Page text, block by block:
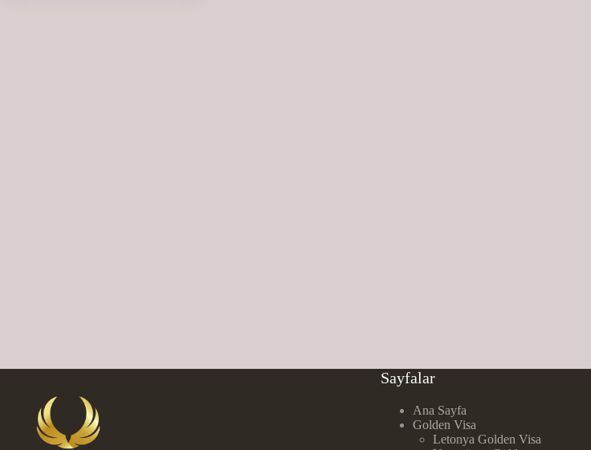
Sayfalar
Ana Sayfa
Golden Visa
Letonya Golden Visa